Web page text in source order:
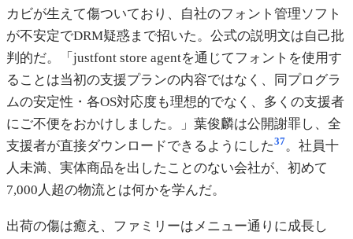
カビが生えて傷ついており、自社のフォント管理ソフト
が不安定でDRM疑惑まで招いた。公式の説明文は自己批
判的だ。「justfont store agentを通じてフォントを使用す
ることは当初の支援プランの内容ではなく、同プログラ
ムの安定性・各OS対応度も理想的でなく、多くの支援者
にご不便をおかけしました。」葉俊麟は公開謝罪し、全
支援者が直接ダウンロードできるようにした37。社員十
人未満、実体商品を出したことのない会社が、初めて
7,000人超の物流とは何かを学んだ。
出荷の傷は癒え、ファミリーはメニュー通りに成長し